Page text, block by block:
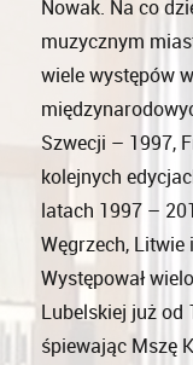
Nowak. Na co
muzycznym
wiele występów
Szwecji – 1997,
kolejnych
latach 1997 –
Węgrzech, Litwie
Występował
Lubelskiej już od
śpiewając Mszę